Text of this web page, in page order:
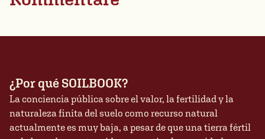
¿Por qué SOILBOOK?
La conciencia pública sobre el valor, la fertilidad y la
naturaleza finita del suelo como recurso natural
actualmente es muy baja, a pesar de que una tierra fértil